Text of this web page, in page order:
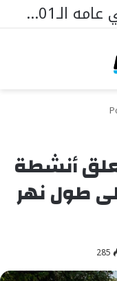
تيواوون : اللجنة العلمية للمولد النبوي تكشف الموضوع الرئيسي هذا العام
أنشطة
طول نهر
285